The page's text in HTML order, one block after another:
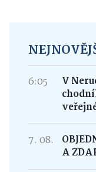
6:05
V
7. 08.
A